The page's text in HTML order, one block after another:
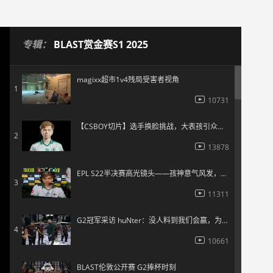
专辑： BLAST赏金赛S1 2025
1
magixx超市1v4残局受害者视角
10731
2
【CSBOY切片】选手换脸挑战，大表孩引众人爆笑
13878
3
EPL S22半决赛高光镜头——孩神意气风发，总监燃尽自己！
11311
4
G2冠军采访 huNter：没人料到我们会赢，为此我们拼尽了全力
10661
BLAST伦敦公开赛 G2捧杯时刻